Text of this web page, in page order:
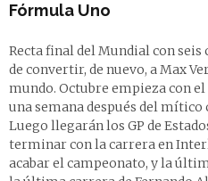
Fórmula Uno
Recta final del Mundial con
de convertir, de nuevo, a Max
mundo. Octubre empieza con
una semana después del
Luego llegarán los GP de
terminar con la carrera en
acabar el campeonato, y la